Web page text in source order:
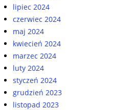
lipiec 2024
czerwiec 2024
maj 2024
kwiecień 2024
marzec 2024
luty 2024
styczeń 2024
grudzień 2023
listopad 2023